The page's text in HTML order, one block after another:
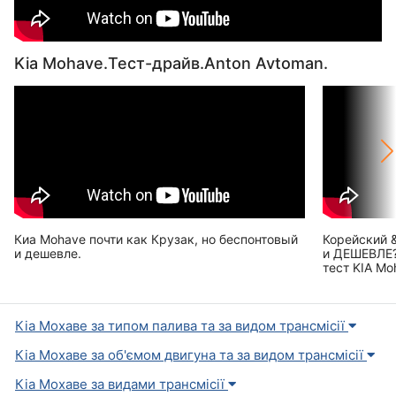
Kia Mohave.Тест-драйв.Anton Avtoman.
Киа Mohave почти как Крузак, но беспонтовый
и дешевле.
Корейский
и
тест KIA
Кіа Мохаве за типом палива та за видом трансмісії
Кіа Мохаве за об'ємом двигуна та за видом трансмісії
Кіа Мохаве за видами трансмісії